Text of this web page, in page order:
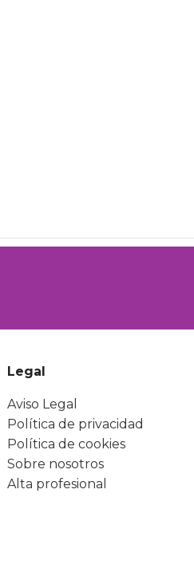
Legal
Aviso Legal
Política de privacidad
Política de cookies
Sobre nosotros
Alta profesional